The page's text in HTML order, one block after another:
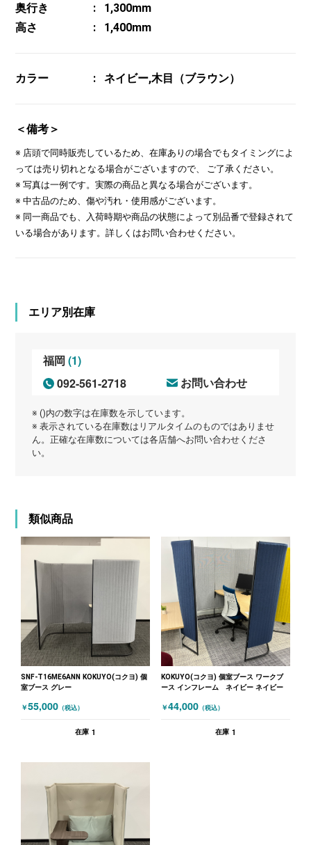
奥行き
1,300mm
高さ
1,400mm
カラー ネイビー,木目（ブラウン）
＜備考＞
※ 店頭で同時販売しているため、在庫ありの場合でもタイミングによ
っては売り切れとなる場合がございますので、 ご了承ください。
※ 写真は一例です。実際の商品と異なる場合がございます。
※ 中古品のため、傷や汚れ・使用感がございます。
※ 同一商品でも、入荷時期や商品の状態によって別品番で登録されて
いる場合があります。詳しくはお問い合わせください。
エリア別在庫
福岡(1)
092-561-2718
お問い合わせ
※ ()内の数字は在庫数を示しています。
※ 表示されている在庫数はリアルタイムのものではありませ
ん。正確な在庫数については各店舗へお問い合わせくださ
い。
類似商品
SNF-T16ME6ANN KOKUYO(コクヨ) 個
室ブース グレー
￥55,000 （税込）
在庫 1
KOKUYO(コクヨ) 個室ブース ワークブ
ース インフレーム ネイビー ネイビー
￥44,000 （税込）
在庫 1